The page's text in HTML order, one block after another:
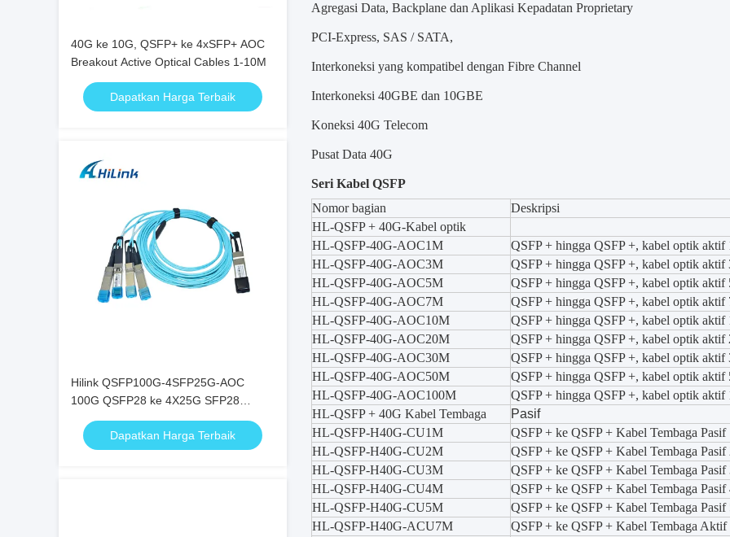
40G ke 10G, QSFP+ ke 4xSFP+ AOC
Breakout Active Optical Cables 1-10M
Dapatkan Harga Terbaik
Hilink QSFP100G-4SFP25G-AOC
100G QSFP28 ke 4X25G SFP28
Breakout Active Optical Cable
Dapatkan Harga Terbaik
Agregasi Data, Backplane dan Aplikasi Kepadatan Proprietary
PCI-Express, SAS / SATA,
Interkoneksi yang kompatibel dengan Fibre Channel
Interkoneksi 40GBE dan 10GBE
Koneksi 40G Telecom
Pusat Data 40G
Seri Kabel QSFP
Nomor bagian
Deskripsi
HL-QSFP + 40G-Kabel optik
HL-QSFP-40G-AOC1M
QSFP + hingga QSFP +, kabel optik aktif
HL-QSFP-40G-AOC3M
QSFP + hingga QSFP +, kabel optik aktif
HL-QSFP-40G-AOC5M
QSFP + hingga QSFP +, kabel optik aktif
HL-QSFP-40G-AOC7M
QSFP + hingga QSFP +, kabel optik aktif
HL-QSFP-40G-AOC10M
QSFP + hingga QSFP +, kabel optik aktif
HL-QSFP-40G-AOC20M
QSFP + hingga QSFP +, kabel optik aktif
HL-QSFP-40G-AOC30M
QSFP + hingga QSFP +, kabel optik aktif
HL-QSFP-40G-AOC50M
QSFP + hingga QSFP +, kabel optik aktif
HL-QSFP-40G-AOC100M
QSFP + hingga QSFP +, kabel optik aktif
HL-QSFP + 40G Kabel Tembaga
Pasif
HL-QSFP-H40G-CU1M
QSFP + ke QSFP + Kabel Tembaga
HL-QSFP-H40G-CU2M
QSFP + ke QSFP + Kabel Tembaga
HL-QSFP-H40G-CU3M
QSFP + ke QSFP + Kabel Tembaga
HL-QSFP-H40G-CU4M
QSFP + ke QSFP + Kabel Tembaga
HL-QSFP-H40G-CU5M
QSFP + ke QSFP + Kabel Tembaga
HL-QSFP-H40G-ACU7M
QSFP + ke QSFP + Kabel Tembaga Aktif